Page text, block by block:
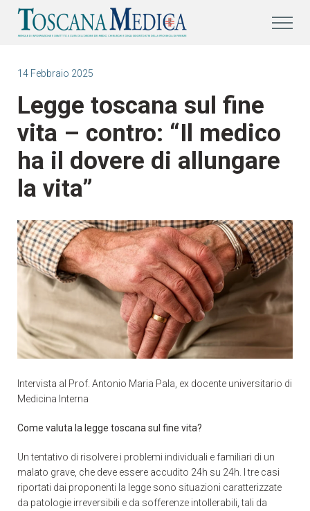
14 Febbraio 2025
Legge toscana sul fine
vita – contro: “Il medico
ha il dovere di allungare
la vita”
Intervista al Prof. Antonio Maria Pala, ex docente universitario di
Medicina Interna
Come valuta la legge toscana sul fine vita?
Un tentativo di risolvere i problemi individuali e familiari di un
malato grave, che deve essere accudito 24h su 24h. I tre casi
riportati dai proponenti la legge sono situazioni caratterizzate
da patologie irreversibili e da sofferenze intollerabili, tali da